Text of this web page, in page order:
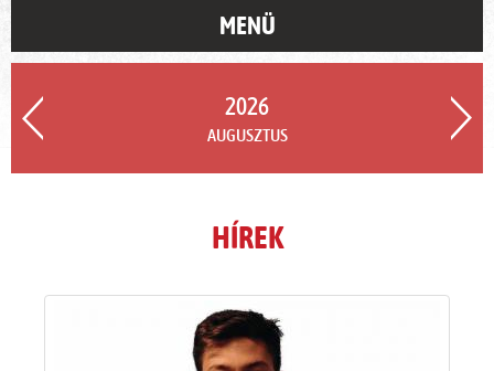
MENÜ
2026
AUGUSZTUS
HÍREK